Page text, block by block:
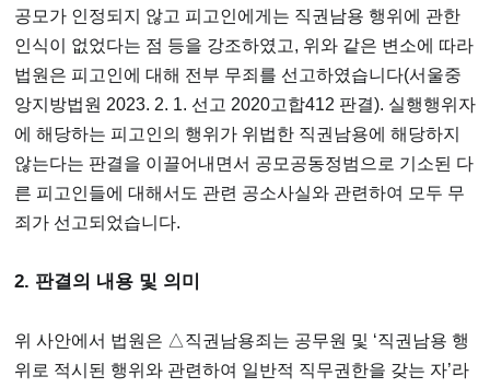
공모가 인정되지 않고 피고인에게는 직권남용 행위에 관한
인식이 없었다는 점 등을 강조하였고, 위와 같은 변소에 따라
법원은 피고인에 대해 전부 무죄를 선고하였습니다(서울중
앙지방법원 2023. 2. 1. 선고 2020고합412 판결). 실행행위자
에 해당하는 피고인의 행위가 위법한 직권남용에 해당하지
않는다는 판결을 이끌어내면서 공모공동정범으로 기소된 다
른 피고인들에 대해서도 관련 공소사실와 관련하여 모두 무
죄가 선고되었습니다.
2. 판결의 내용 및 의미
위 사안에서 법원은 △직권남용죄는 공무원 및 ‘직권남용 행
위로 적시된 행위와 관련하여 일반적 직무권한을 갖는 자’라